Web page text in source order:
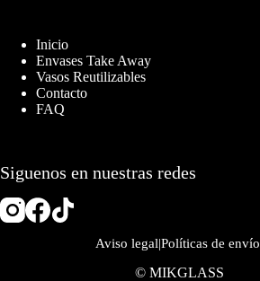
Inicio
Envases Take Away
Vasos Reutilizables
Contacto
FAQ
Siguenos en nuestras redes
Aviso legal|Políticas de envío
© MIKGLASS